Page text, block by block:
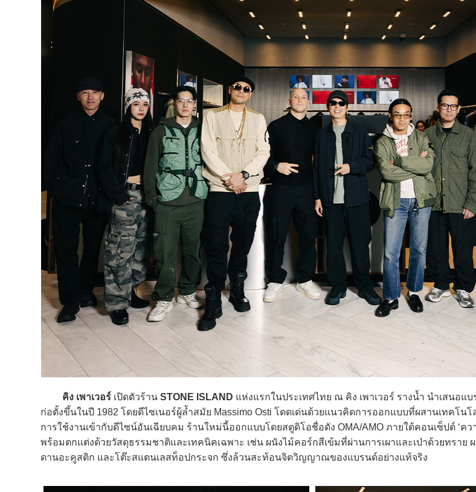
คิง เพาเวอร์ เปิดตัวร้าน STONE ISLAND แห่งแรกในประเทศไทย ณ คิง เพาเวอร์ รางน้ำ นำเสนอ
ก่อตั้งขึ้นในปี 1982 โดยดีไซเนอร์ผู้ล้ำสมัย Massimo Osti โดดเด่นด้วยแนวคิดการออกแบบที่ผสานเทคโน
การใช้งานเข้ากับดีไซน์อันเฉียบคม ร้านใหม่นี้ออกแบบโดยสตูดิโอชื่อดัง OMA/AMO ภายใต้คอนเซ็ปต์ ‘ค
พร้อมตกแต่งด้วยวัสดุธรรมชาติและเทคนิคเฉพาะ เช่น ผนังไม้คอร์กสีเข้มที่ผ่านการเผาและเป่าด้วยทราย
ดานอะคูสติก และโต๊ะสแตนเลสท็อปกระจก ซึ่งล้วนสะท้อนจิตวิญญาณของแบรนด์อย่างแท้จริง